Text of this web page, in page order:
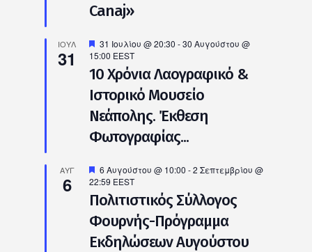
Canaj»
ΙΟΎΛ
31
Προτεινόμενο
31 Ιουλίου @ 20:30 -30 Αυγούστου @
15:00 EEST
10 Χρόνια Λαογραφικό &
Ιστορικό Μουσείο
Νεάπολης. Έκθεση
Φωτογραφίας...
ΑΥΓ
6
Προτεινόμενο
6 Αυγούστου @ 10:00 -2 Σεπτεμβρίου @
22:59 EEST
Πολιτιστικός Σύλλογος
Φουρνής-Πρόγραμμα
Εκδηλώσεων Αυγούστου